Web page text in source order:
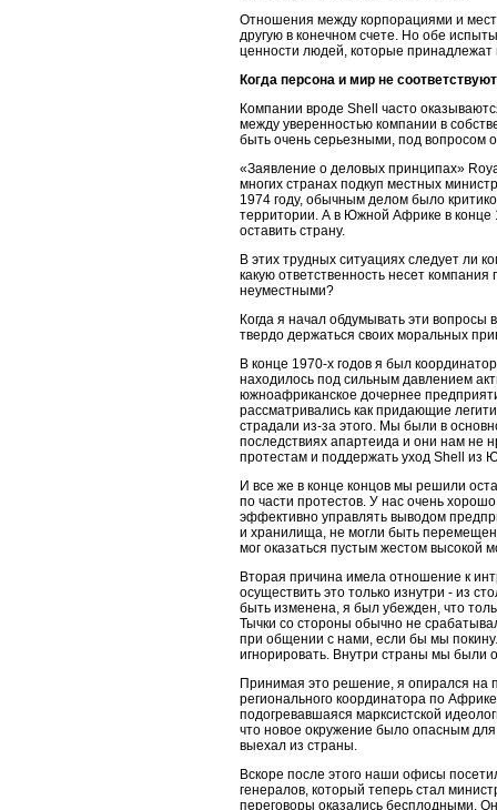
Отношения между корпорациями и
другую в конечном счете. Но обе
ценности людей, которые
Когда персона и мир не
Компании вроде Shell часто
между уверенностью компании в
быть очень серьезными, под вопросом
«Заявление о деловых принципах»
многих странах подкуп местных
1974 году, обычным делом было
территории. А в Южной Африке в конце
оставить страну.
В этих трудных ситуациях следует ли
какую ответственность несет
неуместными?
Когда я начал обдумывать эти
твердо держаться своих моральных
В конце 1970-х годов я был
находилось под сильным давлением
южноафриканское дочернее
рассматривались как придающие
страдали из-за этого. Мы были в
последствиях апартеида и они нам не
протестам и поддержать уход Shell из
И все же в конце концов мы решили
по части протестов. У нас очень
эффективно управлять выводом
и хранилища, не могли быть
мог оказаться пустым жестом высокой
Вторая причина имела отношение к
осуществить это только изнутри - из
быть изменена, я был убежден, что
Тычки со стороны обычно не
при общении с нами, если бы мы
игнорировать. Внутри страны мы
Принимая это решение, я опирался на
регионального координатора по
подогревавшаяся марксистской
что новое окружение было опасным
выехал из страны.
Вскоре после этого наши офисы
генералов, который теперь стал
переговоры оказались бесплодными.